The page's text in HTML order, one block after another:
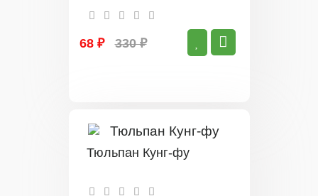
68 ₽ 330 ₽
Тюльпан Кунг-фу